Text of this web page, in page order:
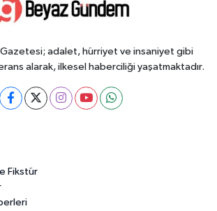
adalet, hürriyet ve insaniyet gibi
alarak, ilkesel haberciliği yaşatmaktadır.
Fikstür